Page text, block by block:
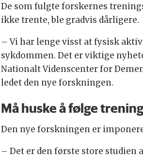
De som fulgte forskernes
ikke trente, ble gradvis dårligere.
– Vi har lenge visst at fysisk
sykdommen. Det er viktige
Nationalt Videnscenter for
ledet den nye forskningen.
Må huske å følge
Den nye forskningen er
– Det er den første store